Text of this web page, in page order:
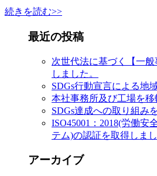
続きを読む>>
最近の投稿
次世代法に基づく【一
しました。
SDGs行動宣言による地
本社事務所及び工場を移
SDGs達成への取り組み
ISO45001：2018(労働安
テム)の認証を取得しまし
アーカイブ